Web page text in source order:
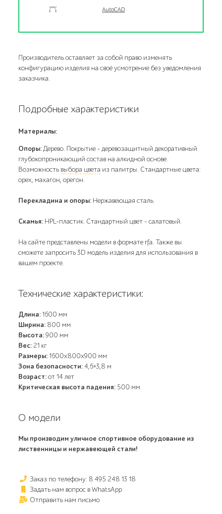
AutoCAD
Производитель оставляет за собой право изменять
конфигурацию изделия на своё усмотрение без уведомления
заказчика.
Подробные характеристики
Материалы:
Опоры:Дерево. Покрытие – деревозащитный декоративный
глубокопроникающий состав на алкидной основе.
Возможность выбора цвета из палитры. Стандартные цвета:
орех, махагон, орегон.
Перекладина и опоры: Нержавеющая сталь.
Скамья: HPL-пластик. Стандартный цвет – салатовый.
На сайте представлены модели в формате rfa. Также вы
сможете запросить 3D модель изделия для использования в
вашем проекте.
Технические характеристики:
Длина:1600 мм
Ширина: 800 мм
Высота:900 мм
Вес: 21 кг
Размеры:1600x800x900 мм
Зона безопасности:4,6×3,8 м
Возраст:от 14 лет
Критическая высота падения: 500 мм
О модели
Мы производим уличное спортивное оборудование из
лиственницы и нержавеющей стали!
Заказ по телефону: 8 495 248 13 18
Задать нам вопрос в WhatsApp
Отправить нам письмо